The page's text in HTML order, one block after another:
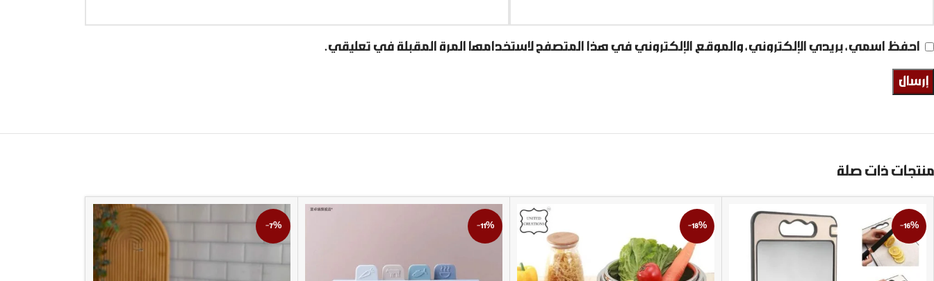
احفظ اسمي، بريدي الإلكتروني، والموقع الإلكتروني في هذا المتصفح لاستخدامها المرة المقبلة في تعليقي.
منتجات ذات صلة
-16%
-18%
-11%
-7%